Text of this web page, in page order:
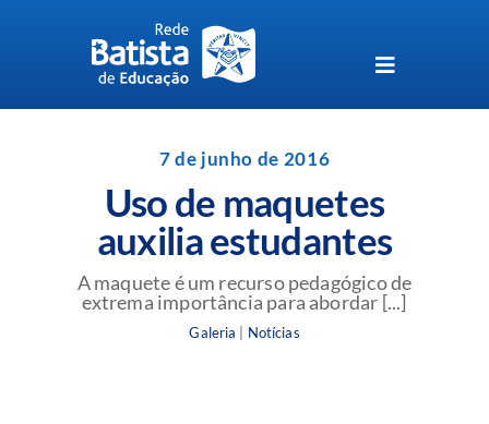
Toggle
Navigation
Perguntas Frequentes
7 de junho de 2016
Uso de maquetes
auxilia estudantes
A maquete é um recurso pedagógico de
extrema importância para abordar [...]
Galeria Notícias